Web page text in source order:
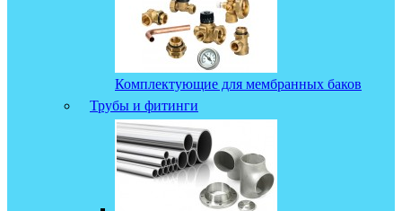
Комплектующие для мембранных баков
Трубы и фитинги